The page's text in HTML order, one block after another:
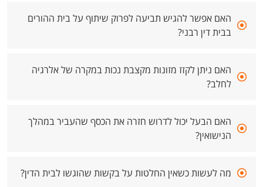
האם אפשר להגיש תביעה לפרוק שיתוף על בית ההורים
בבית דין רבני?
האם ניתן לקזז מזונות מקצבת נכות במקרה של אלרגיה
לחלב?
האם הבעל יכול לדרוש חזרה את הכסף שהעביר במהלך
הנישואין?
מה לעשות כשאין החלטות על בקשות שהוגשו לבית הדין?